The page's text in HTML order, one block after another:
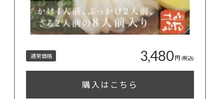
通常価格 3,480円 (税込)
購入はこちら